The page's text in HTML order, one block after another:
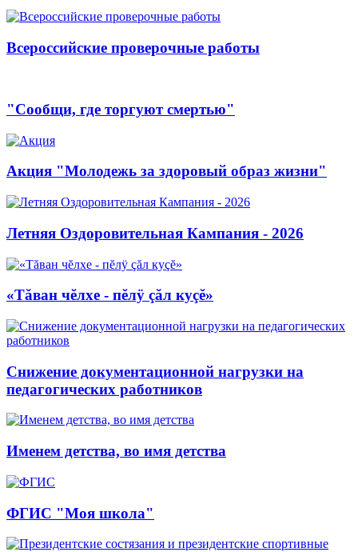
Всероссийские проверочные работы
"Сообщи, где торгуют смертью"
Акция "Молодежь за здоровый образ жизни"
Летняя Оздоровительная Кампания - 2026
«Тăван чĕлхе - пĕлÿ çăл куçĕ»
Снижение документационной нагрузки на
педагогических работников
Именем детства, во имя детства
ФГИС "Моя школа"